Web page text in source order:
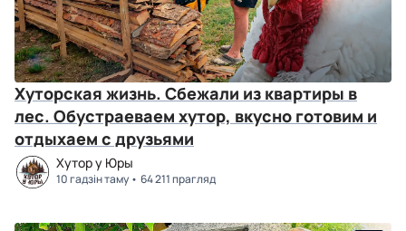
Хуторская жизнь. Сбежали из квартиры в
лес. Обустраеваем хутор, вкусно готовим и
отдыхаем с друзьями
Хутор у Юры
10 гадзін таму 64 211 прагляд